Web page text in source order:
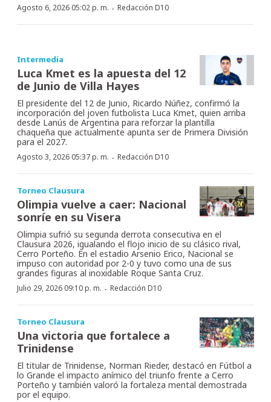
Agosto 6, 2026 05:02 p. m. · Redacción D10
Intermedia
Luca Kmet es la apuesta del 12
de Junio de Villa Hayes
El presidente del 12 de Junio, Ricardo Núñez, confirmó la
incorporación del joven futbolista Luca Kmet, quien arriba
desde Lanús de Argentina para reforzar la plantilla
chaqueña que actualmente apunta ser de Primera División
para el 2027.
Agosto 3, 2026 05:37 p. m. · Redacción D10
Torneo Clausura
Olimpia vuelve a caer: Nacional
sonríe en su Visera
Olimpia sufrió su segunda derrota consecutiva en el
Clausura 2026, igualando el flojo inicio de su clásico rival,
Cerro Porteño. En el estadio Arsenio Erico, Nacional se
impuso con autoridad por 2-0 y tuvo como una de sus
grandes figuras al inoxidable Roque Santa Cruz.
Julio 29, 2026 09:10 p. m. · Redacción D10
Torneo Clausura
Una victoria que fortalece a
Trinidense
El titular de Trinidense, Norman Rieder, destacó en Fútbol a
lo Grande el impacto anímico del triunfo frente a Cerro
Porteño y también valoró la fortaleza mental demostrada
por el equipo.